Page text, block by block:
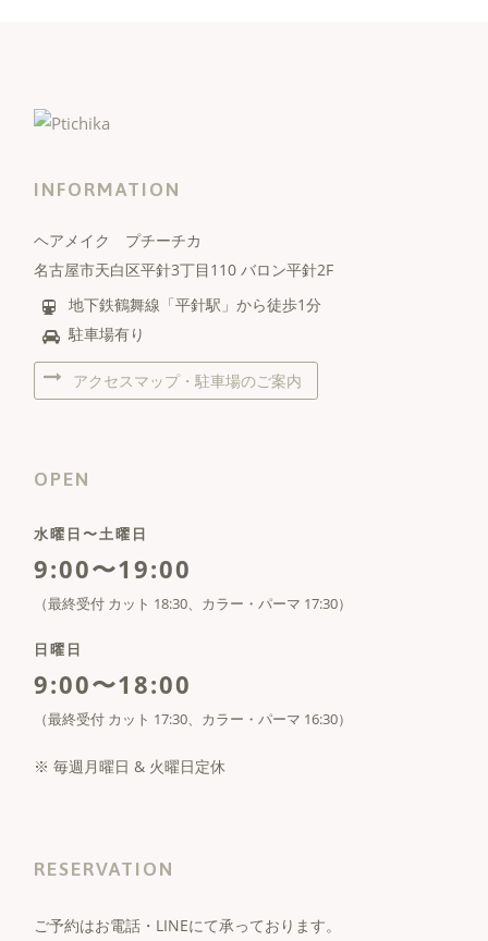
INFORMATION
ヘアメイク プチーチカ
名古屋市天白区平針3丁目110 バロン平針2F
地下鉄鶴舞線「平針駅」から徒歩1分
駐車場有り
アクセスマップ・駐車場のご案内
OPEN
水曜日〜土曜日
9:00〜19:00
（最終受付 カット 18:30、カラー・パーマ 17:30）
日曜日
9:00〜18:00
（最終受付 カット 17:30、カラー・パーマ 16:30）
※ 毎週月曜日 & 火曜日定休
RESERVATION
ご予約はお電話・LINEにて承っております。